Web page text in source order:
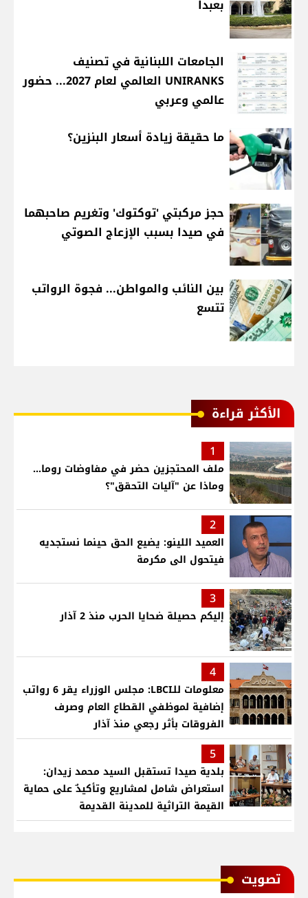
بعبدا
الجامعات اللبنانية في تصنيف
UNIRANKS العالمي لعام 2027... حضور
عالمي وعربي
ما حقيقة زيادة أسعار البنزين؟
حجز مركبتي 'توكتوك' وتغريم صاحبهما
في صيدا بسبب الإزعاج الصوتي
بين النائب والمواطن... فجوة الرواتب
تتسع
الأكثر قراءة
1
ملف المحتجزين حضر في مفاوضات روما...
وماذا عن "آليات التحقق"؟
2
العميد اللينو: يضيع الحق حينما نستجديه
فيتحول الى مكرمة
3
إليكم حصيلة ضحايا الحرب منذ 2 آذار
4
معلومات للـLBCI: مجلس الوزراء يقر 6 رواتب
إضافية لموظفي القطاع العام وصرف
الفروقات بأثر رجعي منذ آذار
5
بلدية صيدا تستقبل السيد محمد زيدان:
استعراض شامل لمشاريع وتأكيدٌ على حماية
القيمة التراثية للمدينة القديمة
ﺗﺼﻮﻳﺖ